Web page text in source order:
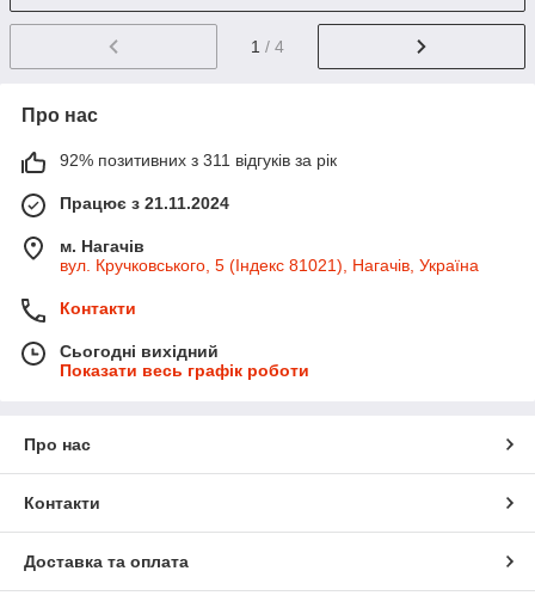
1 / 4
Про нас
92% позитивних з 311 відгуків за рік
Працює з 21.11.2024
м. Нагачів
вул. Кручковського, 5 (Індекс 81021), Нагачів, Україна
Контакти
Сьогодні вихідний
Показати весь графік роботи
Про нас
Контакти
Доставка та оплата